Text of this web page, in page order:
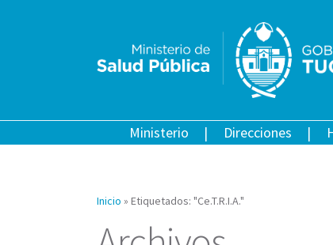
Ministerio Direcciones
Inicio » Etiquetados: "Ce.T.R.I.A."